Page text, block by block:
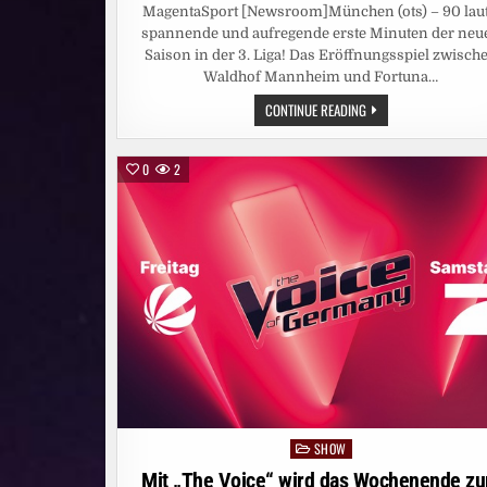
MagentaSport [Newsroom]München (ots) – 90
spannende und aufregende erste Minuten der
Saison in der 3. Liga! Das Eröffnungsspiel
Waldhof Mannheim und Fortuna…
CONTINUE READING3.
LIGA
KOMPLETT
LIVE
BEI
MAGENTASPORT:
HEISSE D
ISKUSSIONEN B
ANNHEIMS A
UFTAKTSIEG: S
CHIEDSRICHTERIN M
ICHEL S
ELBSTKRITISCH, K
LOS Z
IEHT H
BRUTAL S
ALBZEIT“
0 2
Posted
in
SHOW
Mit „The Voice“ wird das Wochenende